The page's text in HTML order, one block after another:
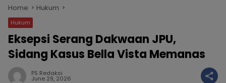
Home Hukum
Hukum
Eksepsi Serang Dakwaan JPU,
Sidang Kasus Bella Vista Memanas
PS Redaksi
June 29, 2026